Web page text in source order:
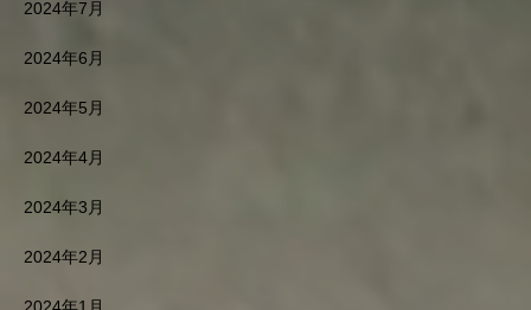
2024年7月
2024年6月
2024年5月
2024年4月
2024年3月
2024年2月